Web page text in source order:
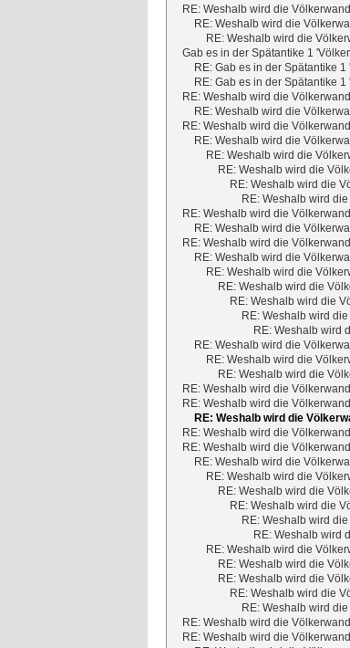
RE: Weshalb wird die
RE: Weshalb wird die
RE: Weshalb wird die
Gab es in der Spätantike 1
RE: Gab es in der Spätantike
RE: Gab es in der Spätantike
RE: Weshalb wird die
RE: Weshalb wird die
RE: Weshalb wird die
RE: Weshalb wird die
RE: Weshalb wird die
RE: Weshalb wird die
RE: Weshalb wird die
RE: Weshalb wird
RE: Weshalb wird die
RE: Weshalb wird die
RE: Weshalb wird die
RE: Weshalb wird die
RE: Weshalb wird die
RE: Weshalb wird die
RE: Weshalb wird die
RE: Weshalb wird
RE: Weshalb wird
RE: Weshalb wird die
RE: Weshalb wird die
RE: Weshalb wird die
RE: Weshalb wird die
RE: Weshalb wird die
RE: Weshalb wird die
RE: Weshalb wird die
RE: Weshalb wird die
RE: Weshalb wird die
RE: Weshalb wird die
RE: Weshalb wird die
RE: Weshalb wird die
RE: Weshalb wird
RE: Weshalb wird
RE: Weshalb wird die
RE: Weshalb wird die
RE: Weshalb wird die
RE: Weshalb wird die
RE: Weshalb wird
RE: Weshalb wird die
RE: Weshalb wird die